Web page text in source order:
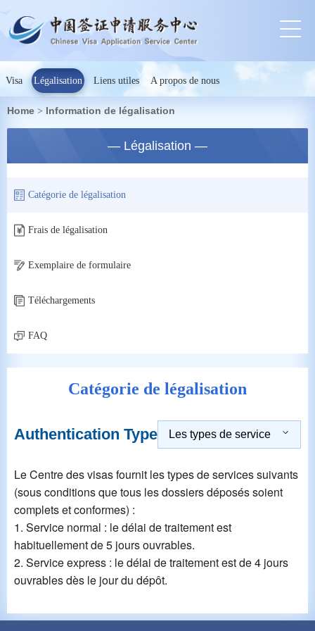
Visa Légalisation Liens utiles A propos de nous
Home > Information de légalisation
— Légalisation —
Catégorie de légalisation
Frais de légalisation
Exemplaire de formulaire
Téléchargements
FAQ
Catégorie de légalisation
Authentication Type Les types de service
Le Centre des visas fournit les types de services suivants
(sous conditions que tous les dossiers déposés soient
complets et conformes) :
1. Service normal : le délai de traitement est
habituellement de 5 jours ouvrables.
2. Service express : le délai de traitement est de 4 jours
ouvrables dès le jour du dépôt.